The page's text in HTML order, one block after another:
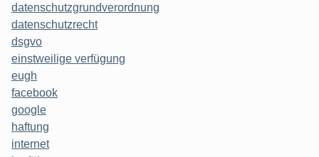
datenschutzgrundverordnung
datenschutzrecht
dsgvo
einstweilige verfügung
eugh
facebook
google
haftung
internet